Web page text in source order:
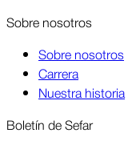
Sobre nosotros
Sobre nosotros
Carrera
Nuestra historia
Boletín de Sefar